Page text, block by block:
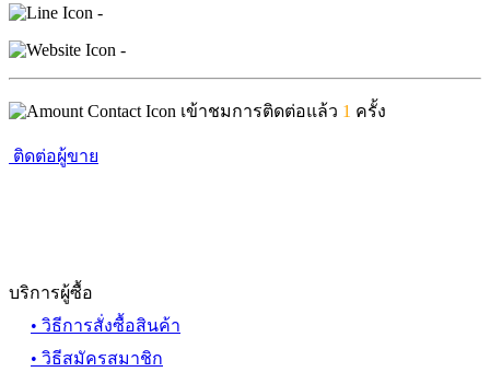
-
-
เข้าชมการติดต่อแล้ว 1 ครั้ง
ติดต่อผู้ขาย
บริการผู้ซื้อ
• วิธีการสั่งซื้อสินค้า
• วิธีสมัครสมาชิก